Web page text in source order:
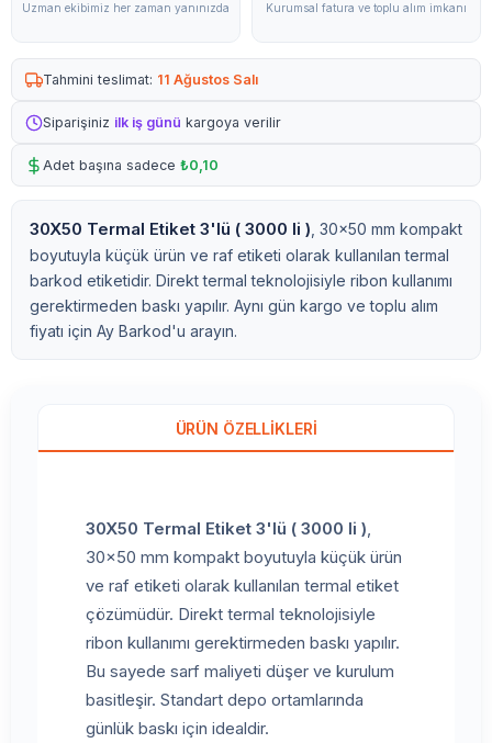
Uzman ekibimiz her zaman yanınızda Kurumsal fatura ve toplu alım imkanı
Tahmini teslimat: 11 Ağustos Salı
Siparişiniz ilk iş günü kargoya verilir
Adet başına sadece ₺0,10
30X50 Termal Etiket 3'lü ( 3000 li ) , 30x50 mm kompakt
boyutuyla küçük ürün ve raf etiketi olarak kullanılan termal
barkod etiketidir. Direkt termal teknolojisiyle ribon kullanımı
gerektirmeden baskı yapılır. Aynı gün kargo ve toplu alım
fiyatı için Ay Barkod'u arayın.
ÜRÜN ÖZELLIKLERI
30X50 Termal Etiket 3'lü ( 3000 li ),
30x50 mm kompakt boyutuyla küçük ürün
ve raf etiketi olarak kullanılan termal etiket
çözümüdür. Direkt termal teknolojisiyle
ribon kullanımı gerektirmeden baskı yapılır.
Bu sayede sarf maliyeti düşer ve kurulum
basitleşir. Standart depo ortamlarında
günlük baskı için idealdir.